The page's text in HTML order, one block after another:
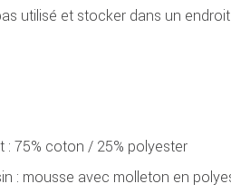
utilisé et stocker dans un
: 75% coton / 25% polyester
: mousse avec molleton en